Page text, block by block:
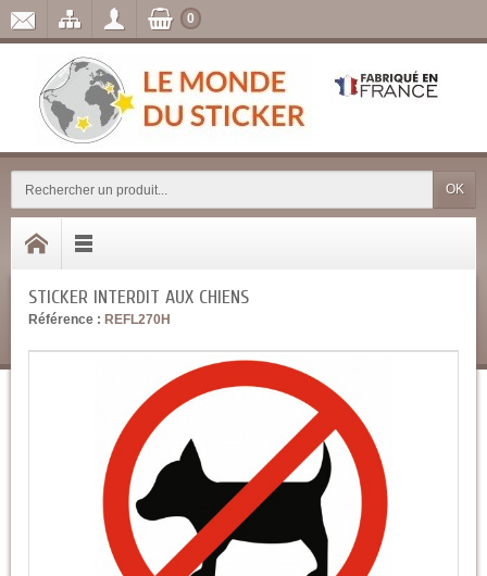
OK
0
STICKER INTERDIT AUX CHIENS
Référence : REFL270H